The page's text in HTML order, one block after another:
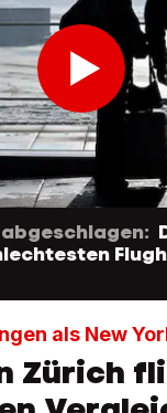
als New
Zürich